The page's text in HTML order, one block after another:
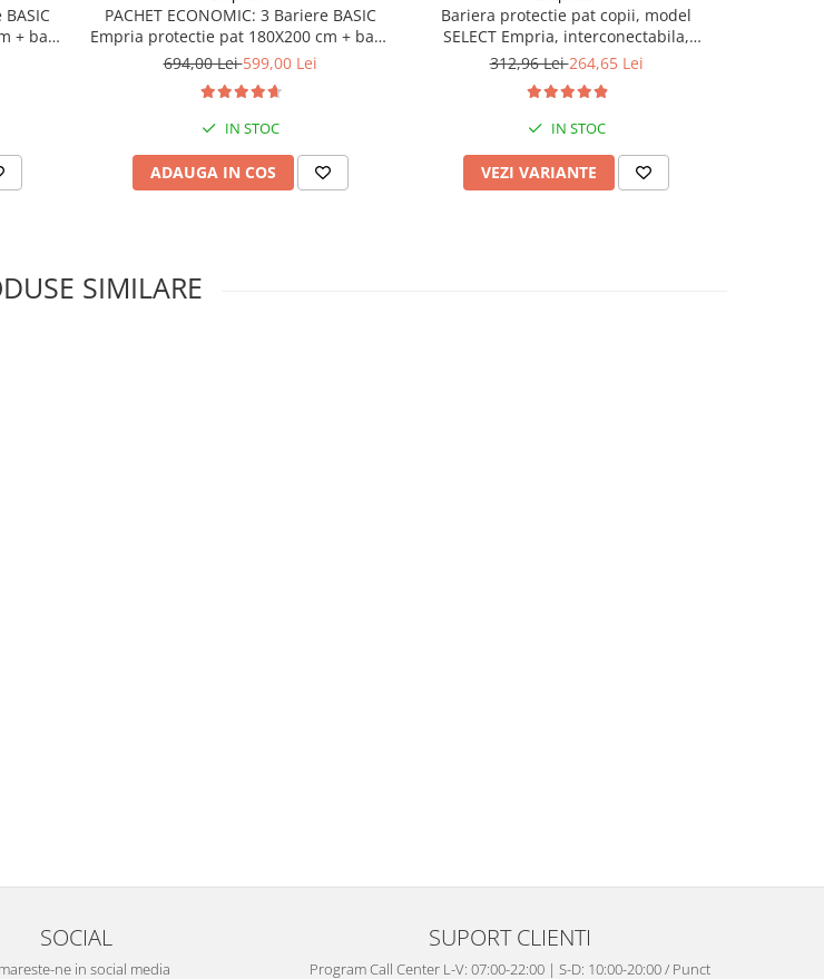
+ bara
PACHET ECONOMIC: 3 Bariere BASIC
Empria protectie pat 180X200 cm + bara
stabilizatoare
694,00 Lei599,00 Lei
IN STOC
ADAUGA IN COS
Bariera protectie pat copii, model
SELECT Empria, interconectabila,
reglabila si culisanta, inaltime ajustabila
312,96 Lei264,65 Lei
IN STOC
VEZI VARIANTE
SIMILARE
SOCIAL
ne in social media
SUPORT CLIENTI
Program Call Center L-V: 07:00-22:00 | S-D: 10:00-20:00 / Punct